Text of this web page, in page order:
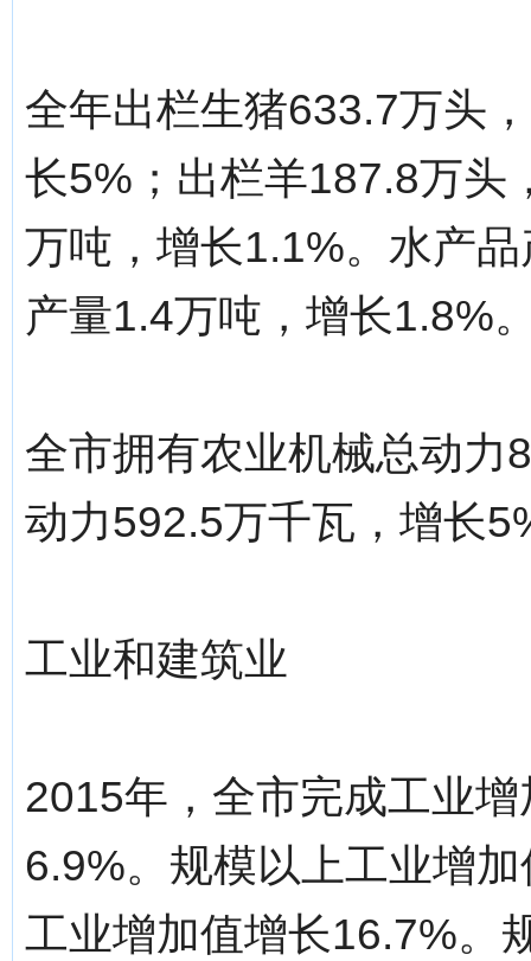
全年出栏生猪633.7万头
长5%；出栏羊187.8万头
万吨，增长1.1%。水产
产量1.4万吨，增长1.8%
全市拥有农业机械总动力
动力592.5万千瓦，增长
工业和建筑业
2015年，全市完成工业
6.9%。规模以上工业增
工业增加值增长16.7%。